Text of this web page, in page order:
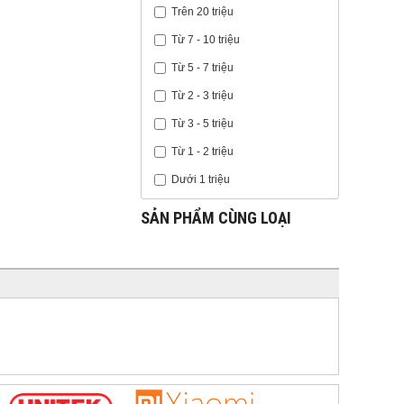
Trên 20 triệu
Từ 7 - 10 triệu
Từ 5 - 7 triệu
Từ 2 - 3 triệu
Từ 3 - 5 triệu
Từ 1 - 2 triệu
Dưới 1 triệu
SẢN PHẨM CÙNG LOẠI